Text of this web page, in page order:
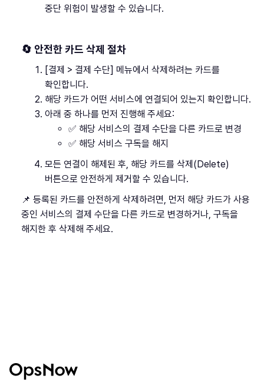
중단 위험이 발생할 수 있습니다.
🔄 안전한 카드 삭제 절차
[결제 > 결제 수단] 메뉴에서 삭제하려는 카드를
확인합니다.
해당 카드가 어떤 서비스에 연결되어 있는지 확인합니다.
아래 중 하나를 먼저 진행해 주세요:
✅ 해당 서비스의 결제 수단을 다른 카드로 변경
✅ 해당 서비스 구독을 해지
모든 연결이 해제된 후, 해당 카드를 삭제(Delete)
버튼으로 안전하게 제거할 수 있습니다.
📌 등록된 카드를 안전하게 삭제하려면, 먼저 해당 카드가 사용
중인 서비스의 결제 수단을 다른 카드로 변경하거나, 구독을
해지한 후 삭제해 주세요.